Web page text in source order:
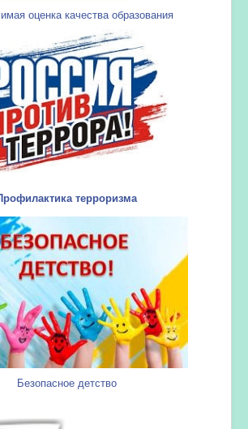
оценка качества образования
терроризма
Безопасное детство